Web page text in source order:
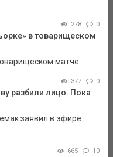
278 0
в товарищеском
матче.
377 0
разбили лицо. Пока
заявил в эфире
665 10